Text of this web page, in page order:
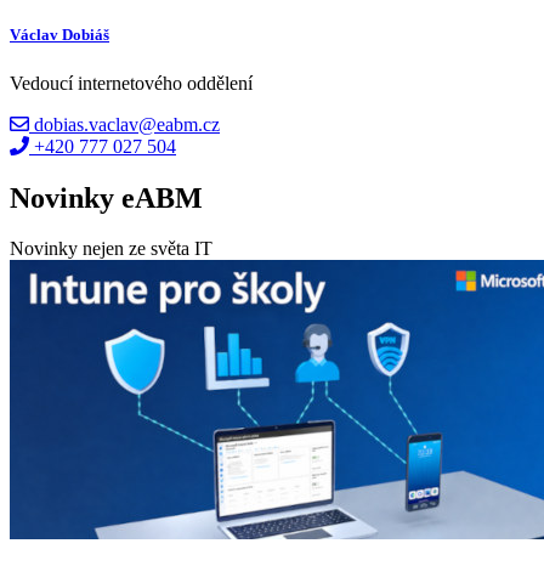
Václav Dobiáš
Vedoucí internetového oddělení
dobias.vaclav@eabm.cz
+420 777 027 504
Novinky eABM
Novinky nejen ze světa IT